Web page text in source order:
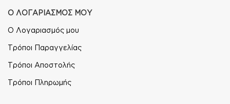
Ο ΛΟΓΑΡΙΑΣΜΟΣ ΜΟΥ
Ο Λογαριασμός μου
Τρόποι Παραγγελίας
Τρόποι Αποστολής
Τρόποι Πληρωμής